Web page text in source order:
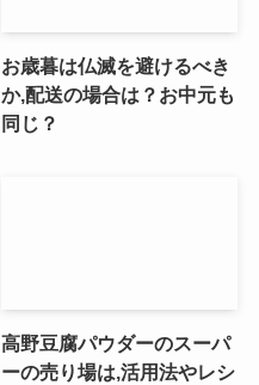
お歳暮は仏滅を避けるべき
か,配送の場合は？お中元も
同じ？
高野豆腐パウダーのスーパ
ーの売り場は,活用法やレシ